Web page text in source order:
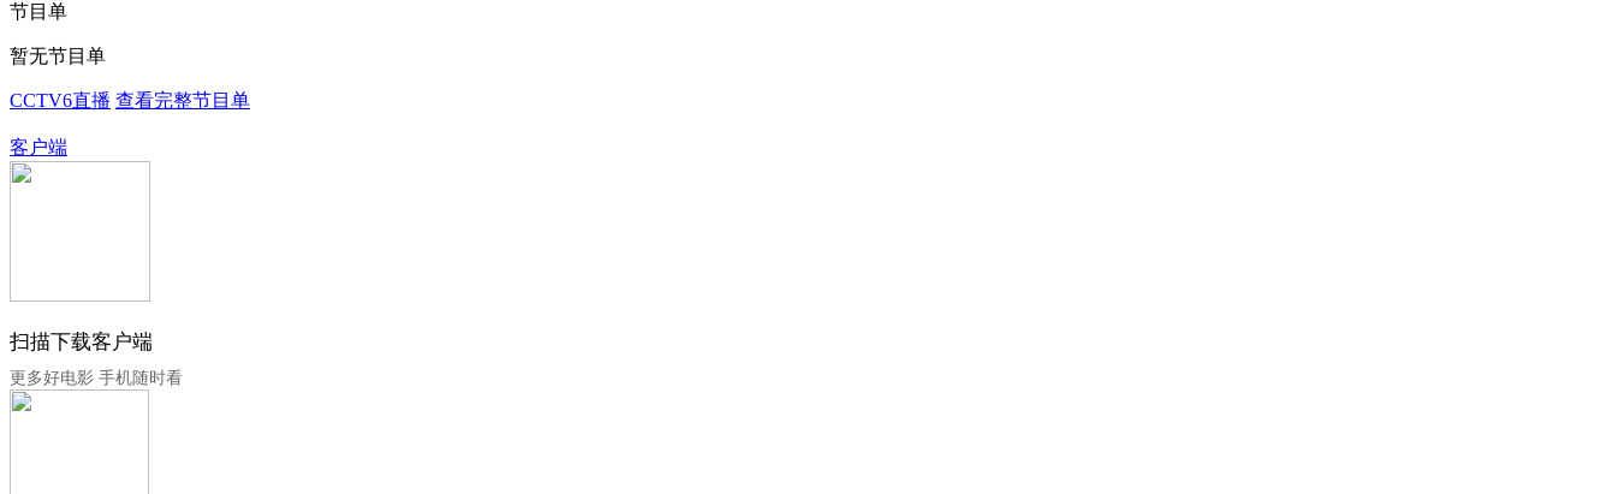
节目单
暂无节目单
CCTV6直播 查看完整节目单
客户端
扫描下载客户端
更多好电影 手机随时看